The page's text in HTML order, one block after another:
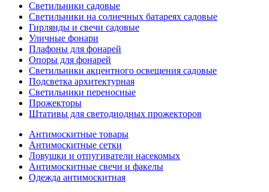
Светильники садовые
Светильники на солнечных батареях садовые
Гирлянды и свечи садовые
Уличные фонари
Плафоны для фонарей
Опоры для фонарей
Светильники акцентного освещения садовые
Подсветка архитектурная
Светильники переносные
Прожекторы
Штативы для светодиодных прожекторов
Антимоскитные товары
Антимоскитные сетки
Ловушки и отпугиватели насекомых
Антимоскитные свечи и факелы
Одежда антимоскитная